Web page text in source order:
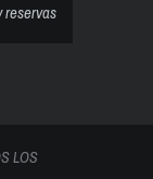
reservas
LOS